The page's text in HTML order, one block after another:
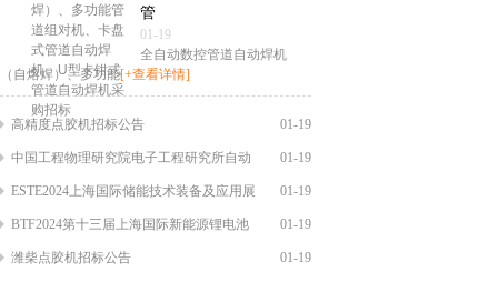
管
01-19
全自动数控管道自动焊机
（自熔焊）、多功能[+查看详情]
01-19
高精度点胶机招标公告
01-19
中国工程物理研究院电子工程研究所自动
01-19
ESTE2024上海国际储能技术装备及应用展
01-19
BTF2024第十三届上海国际新能源锂电池
01-19
潍柴点胶机招标公告